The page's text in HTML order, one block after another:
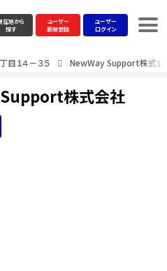
在地から
探す
ユーザー
新規登録
ユーザー
ログイン
目１４－３５ NewWay Support株式会
株式会社